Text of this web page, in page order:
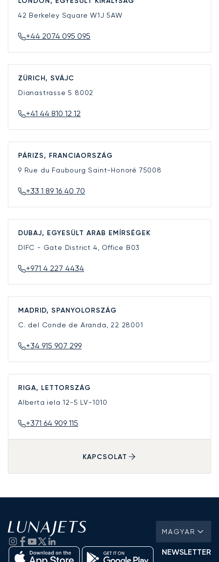
42 Berkeley SquareW1J 5AW
+44 2074 095 095
ZÜRICH, SVÁJC
Dianastrasse 5 8002
+41 44 810 12 12
PÁRIZS, FRANCIAORSZÁG
9 Rue du Faubourg Saint-Honoré 75008
+33 1 89 16 40 70
DUBAJ, EGYESÜLT ARAB EMÍRSÉGEK
DIFC - Gate District 4, Office B03
+971 4 227 4434
MADRID, SPANYOLORSZÁG
C. del Conde de Aranda, 22 28001
+34 915 907 299
RIGA, LETTORSZÁG
Alberta iela 12-5 LV-1010
+371 64 909 115
KAPCSOLAT
MAGYAR
NEWSLETTER